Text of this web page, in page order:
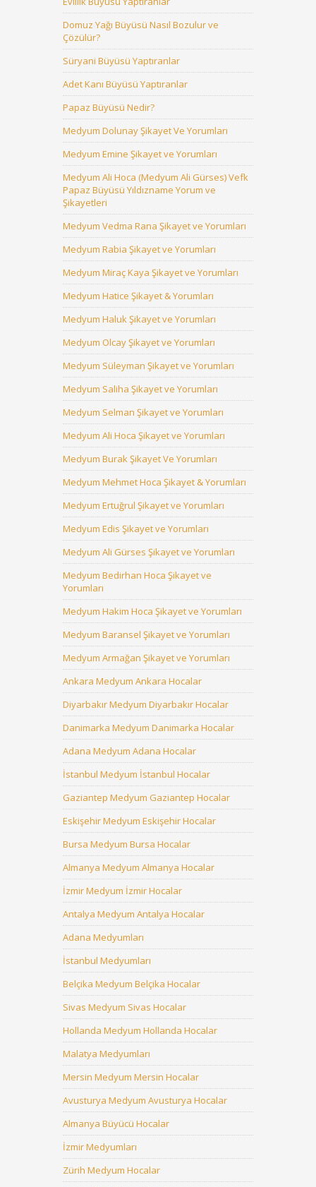
Domuz Yağı Büyüsü Nasıl Bozulur ve
Çözülür?
Süryani Büyüsü Yaptıranlar
Adet Kanı Büyüsü Yaptıranlar
Papaz Büyüsü Nedir?
Medyum Dolunay Şikayet Ve Yorumları
Medyum Emine Şikayet ve Yorumları
Medyum Ali Hoca (Medyum Ali Gürses) Vefk
Papaz Büyüsü Yıldızname Yorum ve
Şikayetleri
Medyum Vedma Rana Şikayet ve Yorumları
Medyum Rabia Şikayet ve Yorumları
Medyum Miraç Kaya Şikayet ve Yorumları
Medyum Hatice Şikayet & Yorumları
Medyum Haluk Şikayet ve Yorumları
Medyum Olcay Şikayet ve Yorumları
Medyum Süleyman Şikayet ve Yorumları
Medyum Saliha Şikayet ve Yorumları
Medyum Selman Şikayet ve Yorumları
Medyum Ali Hoca Şikayet ve Yorumları
Medyum Burak Şikayet Ve Yorumları
Medyum Mehmet Hoca Şikayet & Yorumları
Medyum Ertuğrul Şikayet ve Yorumları
Medyum Edis Şikayet ve Yorumları
Medyum Ali Gürses Şikayet ve Yorumları
Medyum Bedirhan Hoca Şikayet ve
Yorumları
Medyum Hakim Hoca Şikayet ve Yorumları
Medyum Baransel Şikayet ve Yorumları
Medyum Armağan Şikayet ve Yorumları
Ankara Medyum Ankara Hocalar
Diyarbakır Medyum Diyarbakır Hocalar
Danimarka Medyum Danimarka Hocalar
Adana Medyum Adana Hocalar
İstanbul Medyum İstanbul Hocalar
Gaziantep Medyum Gaziantep Hocalar
Eskişehir Medyum Eskişehir Hocalar
Bursa Medyum Bursa Hocalar
Almanya Medyum Almanya Hocalar
İzmir Medyum İzmir Hocalar
Antalya Medyum Antalya Hocalar
Adana Medyumları
İstanbul Medyumları
Belçika Medyum Belçika Hocalar
Sivas Medyum Sivas Hocalar
Hollanda Medyum Hollanda Hocalar
Malatya Medyumları
Mersin Medyum Mersin Hocalar
Avusturya Medyum Avusturya Hocalar
Almanya Büyücü Hocalar
İzmir Medyumları
Zürih Medyum Hocalar